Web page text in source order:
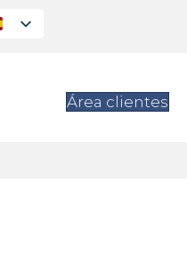
Área clientes